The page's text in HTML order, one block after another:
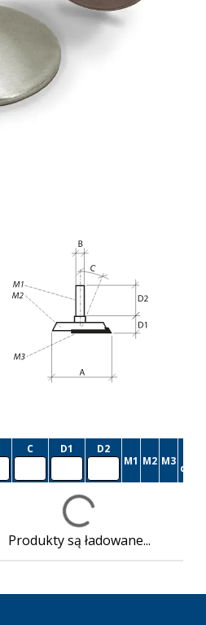
C D1
D2
M1 M2 M3
Produkty są ładowane...